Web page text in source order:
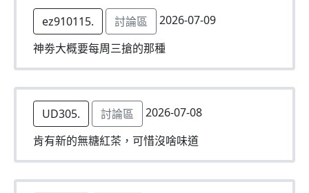
ez910115. 討論區
2026-07-09
神劵大概要每周三搶的那種
UD305. 討論區
2026-07-08
肯有新的無糖紅茶，可惜沒啥味道